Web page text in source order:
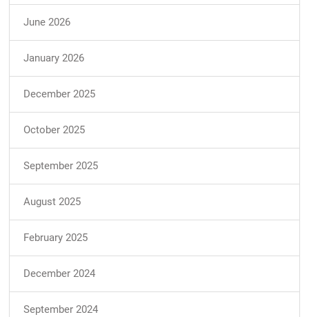
June 2026
January 2026
December 2025
October 2025
September 2025
August 2025
February 2025
December 2024
September 2024